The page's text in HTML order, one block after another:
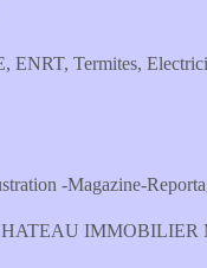
Termites,
-Magazine-